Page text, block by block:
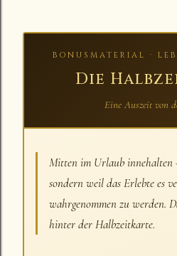
BONUSMATERIAL ·
Die
Eine Auszeit von
Mitten im Urlaub
sondern weil das Erlebte es
wahrgenommen zu werden.
hinter der Halbzeitkarte.